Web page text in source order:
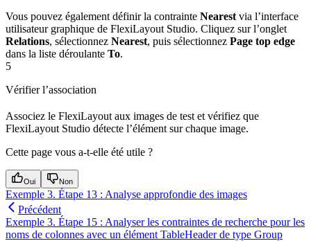
Vous pouvez également définir la contrainte Nearest via l’interface
utilisateur graphique de FlexiLayout Studio. Cliquez sur l’onglet
Relations, sélectionnez Nearest, puis sélectionnez Page top edge
dans la liste déroulante To.
5
Vérifier l’association
Associez le FlexiLayout aux images de test et vérifiez que
FlexiLayout Studio détecte l’élément sur chaque image.
Cette page vous a-t-elle été utile ?
Oui Non
Exemple 3. Étape 13 : Analyse approfondie des images
Précédent
Exemple 3. Étape 15 : Analyser les contraintes de recherche pour les
noms de colonnes avec un élément TableHeader de type Group